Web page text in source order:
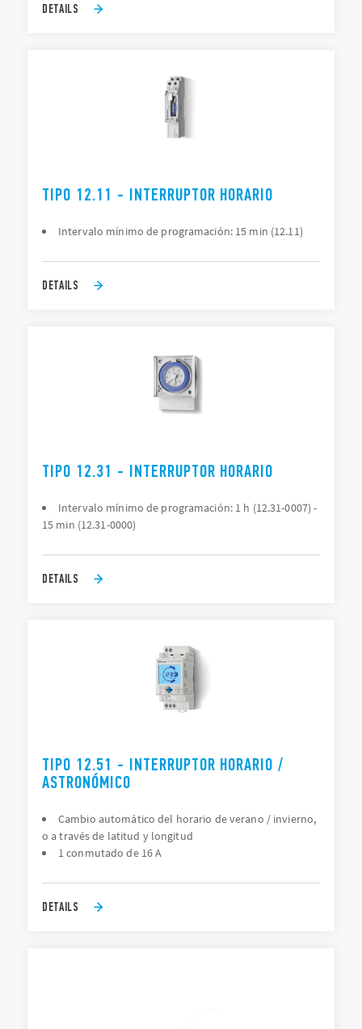
DETAILS
TIPO 12.11 - INTERRUPTOR HORARIO
Intervalo mínimo de programación: 15 min (12.11)
DETAILS
TIPO 12.31 - INTERRUPTOR HORARIO
Intervalo mínimo de programación: 1 h (12.31-0007) -
15 min (12.31-0000)
DETAILS
TIPO 12.51 - INTERRUPTOR HORARIO /
ASTRONÓMICO
Cambio automático del horario de verano / invierno,
o a través de latitud y longitud
1 conmutado de 16 A
DETAILS